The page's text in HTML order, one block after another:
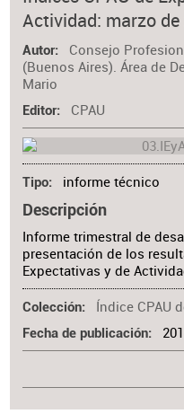
Actividad: marzo
Autor
Consejo
(Buenos Aires). Área de
Mario
Editor CPAU
Tipo informe técnico
Descripción
Informe trimestral de
presentación de los
Expectativas y de
Colección Índice CPAU
Fecha de publicación